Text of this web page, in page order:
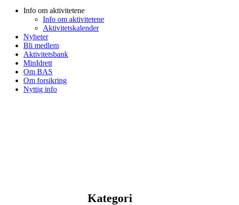
Info om aktivitetene
Info om aktivitetene
Aktivitetskalender
Nyheter
Bli medlem
Aktivitetsbank
MinIdrett
Om BAS
Om forsikring
Nyttig info
Kategori